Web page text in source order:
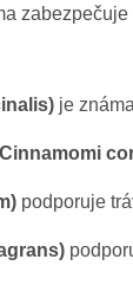
je
podporuje